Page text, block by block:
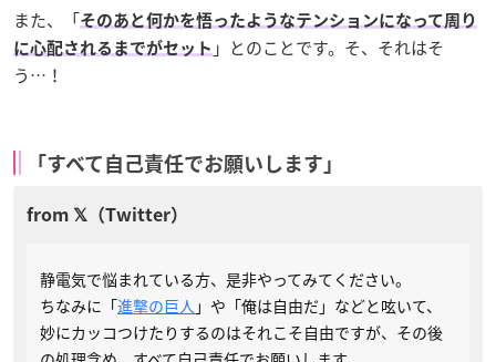
また、「そのあと何かを悟ったようなテンションになって周り
に心配されるまでがセット 」とのことです。そ、それはそ
う…！
「すべて自己責任でお願いします」
静電気で悩まれている方、是非やってみてください。
ちなみに「進撃の巨人 」や「俺は自由だ」などと呟いて、
妙にカッコつけたりするのはそれこそ自由ですが、その後